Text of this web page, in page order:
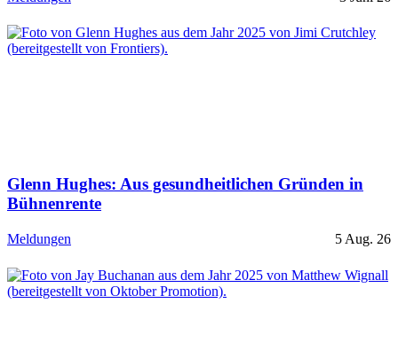
Glenn Hughes: Aus gesundheitlichen Gründen in
Bühnenrente
Meldungen 5 Aug. 26